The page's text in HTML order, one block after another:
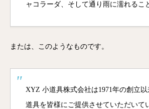
ャコラーダ、そして通り雨に濡れるこ
または、このようなものです。
XYZ 小道具株式会社は1971年の創立
道具を皆様にご提供させていただいて